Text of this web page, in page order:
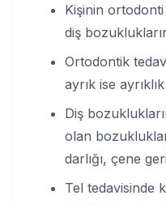
Kişinin
diş
Ortodontik
ayrık ise
Diş
olan
darlığı, çene
Tel tedavisinde